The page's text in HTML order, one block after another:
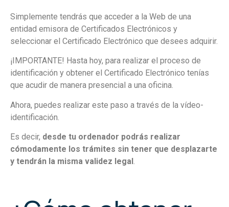
Simplemente tendrás que acceder a la Web de una
entidad emisora de Certificados Electrónicos y
seleccionar el Certificado Electrónico que desees adquirir.
¡IMPORTANTE! Hasta hoy, para realizar el proceso de
identificación y obtener el Certificado Electrónico tenías
que acudir de manera presencial a una oficina.
Ahora, puedes realizar este paso a través de la vídeo-
identificación.
Es decir, desde tu ordenador podrás realizar
cómodamente los trámites sin tener que desplazarte
y tendrán la misma validez legal.